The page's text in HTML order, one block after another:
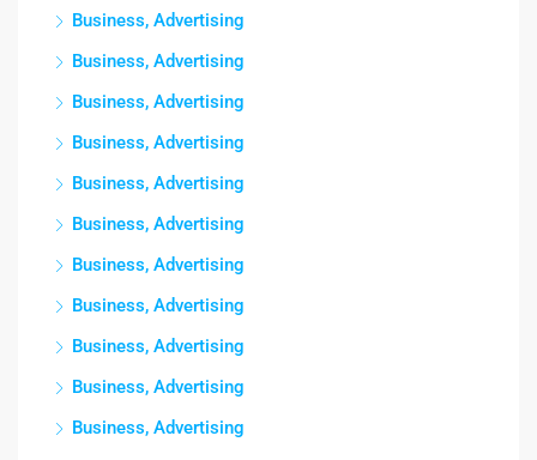
Business, Advertising
Business, Advertising
Business, Advertising
Business, Advertising
Business, Advertising
Business, Advertising
Business, Advertising
Business, Advertising
Business, Advertising
Business, Advertising
Business, Advertising